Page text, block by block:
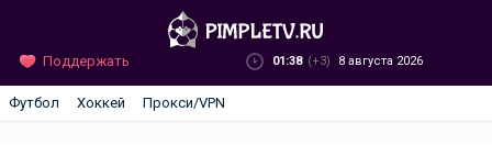
Поддержать 01:38 (+3) 8 августа 2026
Футбол Хоккей Прокси/VPN